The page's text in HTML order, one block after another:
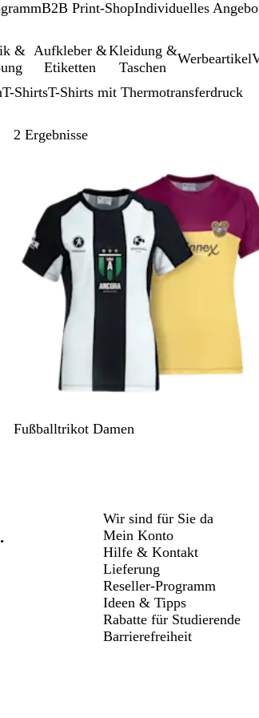
B2B Print-ShopIndividuelles
&
Aufkleber &
Etiketten
Kleidung &
Taschen
Werbeartikel
T-ShirtsT-Shirts mit Thermotransferdruck
2 Ergebnisse
S
W
R
G
B
Fußballtrikot Damen
Wir sind für Sie da
Mein Konto
Hilfe & Kontakt
Lieferung
Reseller-Programm
Ideen & Tipps
Rabatte für Studierende
Barrierefreiheit